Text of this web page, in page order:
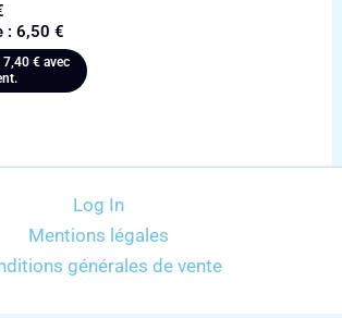
:6,50€
7,40 €avec
Log In
Mentions légales
générales de vente